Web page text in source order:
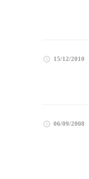
15/12/2010
06/09/2008